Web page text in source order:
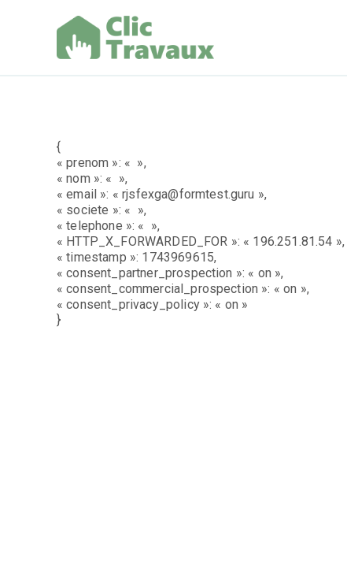
{
« prenom »: « »,
« nom »: « »,
« email »: « rjsfexga@formtest.guru »,
« societe »: « »,
« telephone »: « »,
« HTTP_X_FORWARDED_FOR »: « 196.251.81.54 »,
« timestamp »: 1743969615,
« consent_partner_prospection »: « on »,
« consent_commercial_prospection »: « on »,
« consent_privacy_policy »: « on »
}